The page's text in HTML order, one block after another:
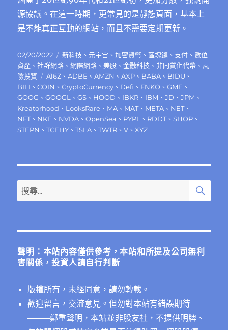
源協議。在這一時期，更常見的是靜態頁面，基本上
是不能真正互動的網站，而且不需要定期更新。
發
佈
日
期:
02/20/2022
分
類
新科技 、元宇宙 、加密貨幣 、區塊鏈 、 支付 、數位
資產 、社群網路 、網際網路 、美股 、金融科技 、非同質化代幣 、 風
險投資
標
籤
A16Z 、ADBE 、AMZN 、AXP 、 BABA 、 BIDU 、
BILI 、COIN 、CryptoCurrency 、 Defi 、 FNKO 、GME 、
GOOG 、GOOGL 、GS 、 HOOD 、 IBKR 、 IBM 、JD 、JPM 、
Kreatorhood 、 LooksRare 、 MA 、 MAT、 META 、 NET、
NFT、 NKE 、 NVDA 、OpenSea 、 PYPL 、 RDDT、SHOP 、
STEPN 、TCEHY 、TSLA 、TWTR 、V 、XYZ
搜
尋
鍵
搜
聲明：本站內容僅供參考，本站和所提及公司無利
害關係，投資人請自行判斷
版權所有，未經同意，請勿轉載。
歡迎留言，交流意見。但勿對本站有錯誤期待
────鄭重聲明，本站並非股友社，不提供明牌、